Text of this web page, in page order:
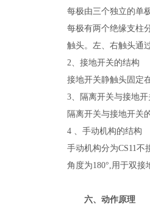
每极由三个独立的单
每极有两个绝缘支柱
触头。左、右触头通
2、接地开关的结构
接地开关静触头固定
3、隔离开关与接地
隔离开关与接地开关
4 、手动机构的结构
手动机构分为CS11不
角度为180°,用于双接
六、动作原理